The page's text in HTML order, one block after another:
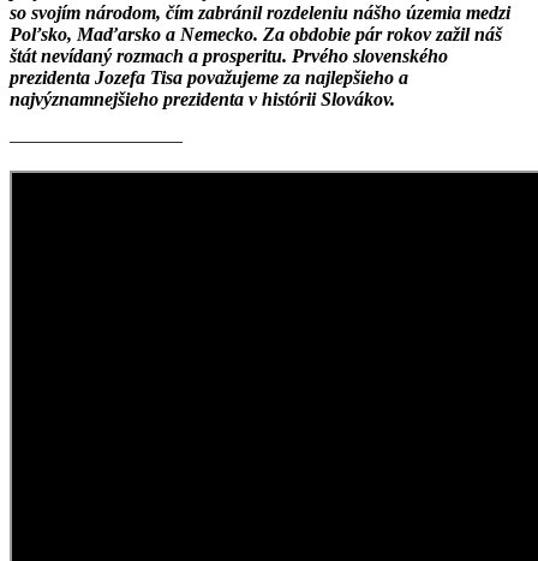
so svojím národom, čím zabránil rozdeleniu nášho územia medzi
Poľsko, Maďarsko a Nemecko. Za obdobie pár rokov zažil náš
štát nevídaný rozmach a prosperitu. Prvého slovenského
prezidenta Jozefa Tisa považujeme za najlepšieho a
najvýznamnejšieho prezidenta v histórii Slovákov.
—————————